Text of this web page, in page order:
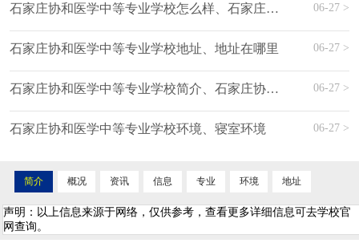
石家庄协和医学中等专业学校怎么样、石家庄协和医学中等专业学校好不好 06-27 >
石家庄协和医学中等专业学校地址、地址在哪里 06-27 >
石家庄协和医学中等专业学校简介、石家庄协和医学中等专业学校介绍 06-27 >
石家庄协和医学中等专业学校环境、寝室环境 06-27 >
简介 概况 资讯 信息 专业 环境 地址
声明：以上信息来源于网络，仅供参考，查看更多详细信息可去学校官
网查询。